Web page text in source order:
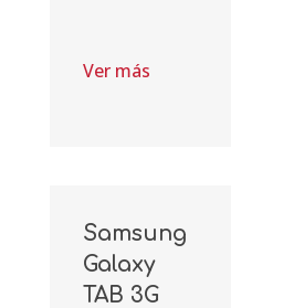
Ver más
Samsung
Galaxy
TAB 3G